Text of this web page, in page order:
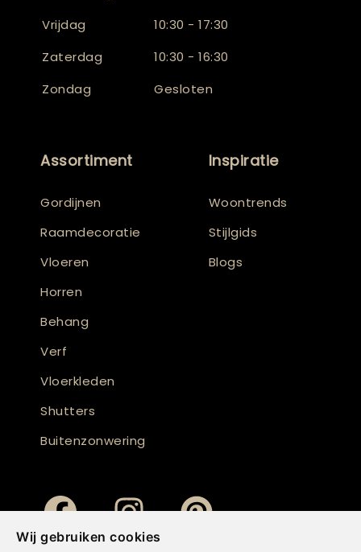
Wij gebruiken cookies
Vrijdag
10:30 - 17:30
Zaterdag
10:30 - 16:30
Zondag
Gesloten
Assortiment
Gordijnen
Raamdecoratie
Vloeren
Horren
Behang
Verf
Vloerkleden
Shutters
Buitenzonwering
Inspiratie
Woontrends
Stijlgids
Blogs